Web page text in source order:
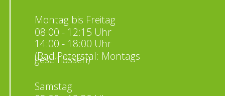
Montag bis Freitag
08:00 - 12:15 Uhr
14:00 - 18:00 Uhr
(Bad Peterstal: Montags
geschlossen)
Samstag